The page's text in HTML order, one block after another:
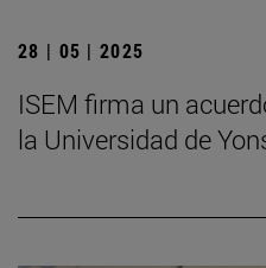
28 | 05 | 2025
ISEM firma un
la Universidad de